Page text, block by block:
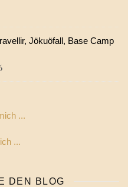
Jökuöfall, Base Camp
...
DEN BLOG